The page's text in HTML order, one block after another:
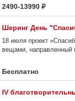
2490-13990 ₽
Шеринг День
18 июля проект
вещами, направленный
Бесплатно
IV